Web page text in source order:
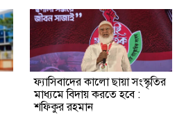
ফ্যাসিবাদের কালো ছায়া সংস্কৃতির
মাধ্যমে বিদায় করতে হবে :
শফিকুর রহমান